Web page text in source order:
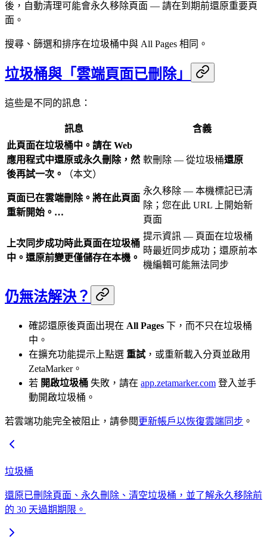
後，自動清理可能會永久移除頁面 — 請在到期前還原重要頁
面。
搜尋、篩選和排序在垃圾桶中與 All Pages 相同。
垃圾桶與「雲端頁面已刪除」
這些是不同的訊息：
訊息
含義
此頁面在垃圾桶中。請在 Web
應用程式中還原或永久刪除，然
後再試一次。
（本文）
軟刪除 — 從垃圾桶還原
頁面已在雲端刪除。將在此頁面
重新開始。…
永久移除 — 本機標記已清
除；您在此 URL 上開始新
頁面
上次同步成功時此頁面在垃圾桶
中。還原前變更僅儲存在本機。
提示資訊 — 頁面在垃圾桶
時最近同步成功；還原前本
機編輯可能無法同步
仍無法解決？
確認還原後頁面出現在 All Pages 下，而不只在垃圾桶
中。
在擴充功能提示上點選 重試，或重新載入分頁並啟用
ZetaMarker。
若 開啟垃圾桶 失敗，請在 app.zetamarker.com 登入並手
動開啟垃圾桶。
若雲端功能完全被阻止，請參閱 更新帳戶以恢復雲端同步 。
垃圾桶
還原已刪除頁面、永久刪除、清空垃圾桶，並了解永久移除前
的 30 天過期期限。